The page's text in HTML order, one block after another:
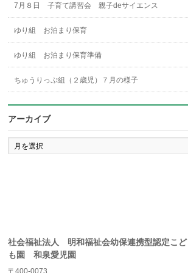
7月８日 子育て講習会 親子deサイエンス
ゆり組 お泊まり保育
ゆり組 お泊まり保育準備
ちゅうりっぷ組（２歳児）７月の様子
アーカイブ
ア
ー
社会福祉法人 明和福祉会幼保連携型認定こど
も園 和泉愛児園
〒400-0073